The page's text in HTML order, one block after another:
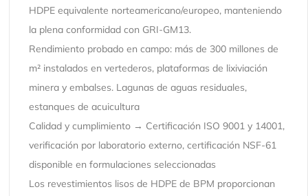
HDPE equivalente norteamericano/europeo, manteniendo
la plena conformidad con GRI-GM13.
Rendimiento probado en campo: más de 300 millones de
m² instalados en vertederos, plataformas de lixiviación
minera y embalses. Lagunas de aguas residuales,
estanques de acuicultura
Calidad y cumplimiento → Certificación ISO 9001 y 14001,
verificación por laboratorio externo, certificación NSF-61
disponible en formulaciones seleccionadas
Los revestimientos lisos de HDPE de BPM proporcionan